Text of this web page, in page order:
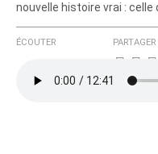
nouvelle histoire vrai : celle
ÉCOUTER PARTAGER